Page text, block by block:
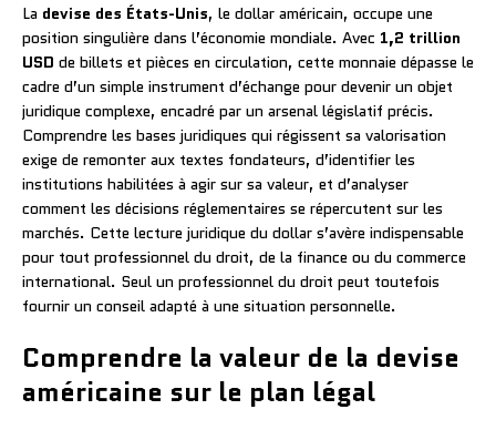
La devise des États-Unis, le dollar américain, occupe une
position singulière dans l’économie mondiale. Avec 1,2 trillion
USD de billets et pièces en circulation, cette monnaie dépasse le
cadre d’un simple instrument d’échange pour devenir un objet
juridique complexe, encadré par un arsenal législatif précis.
Comprendre les bases juridiques qui régissent sa valorisation
exige de remonter aux textes fondateurs, d’identifier les
institutions habilitées à agir sur sa valeur, et d’analyser
comment les décisions réglementaires se répercutent sur les
marchés. Cette lecture juridique du dollar s’avère indispensable
pour tout professionnel du droit, de la finance ou du commerce
international. Seul un professionnel du droit peut toutefois
fournir un conseil adapté à une situation personnelle.
Comprendre la valeur de la devise
américaine sur le plan légal